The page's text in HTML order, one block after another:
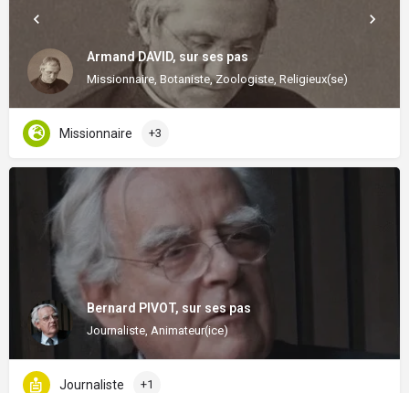
Armand DAVID, sur ses pas
Missionnaire, Botaniste, Zoologiste, Religieux(se)
Missionnaire +3
Bernard PIVOT, sur ses pas
Journaliste, Animateur(ice)
Journaliste +1